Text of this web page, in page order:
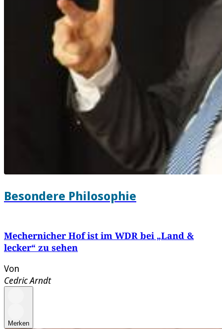
Besondere Philosophie
Mechernicher Hof ist im WDR bei „Land &
lecker“ zu sehen
Von
Cedric Arndt
Merken